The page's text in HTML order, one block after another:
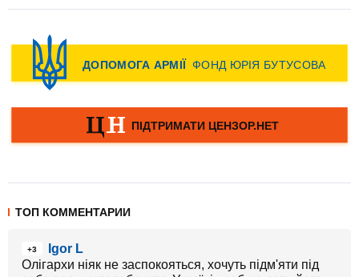
ТОП КОММЕНТАРИИ
+3
Igor L
Олігархи ніяк не заспокояться, хочуть підм'яти під